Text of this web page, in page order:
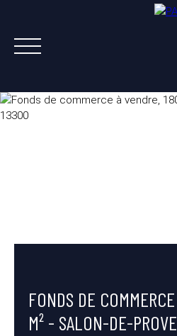
FONDS DE
M² - SALON-DE-